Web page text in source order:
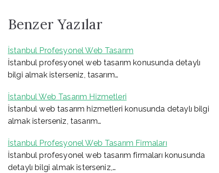
Benzer Yazılar
İstanbul Profesyonel Web Tasarım
İstanbul profesyonel web tasarım konusunda detaylı
bilgi almak isterseniz, tasarım…
İstanbul Web Tasarım Hizmetleri
İstanbul web tasarım hizmetleri konusunda detaylı bilgi
almak isterseniz, tasarım…
İstanbul Profesyonel Web Tasarım Firmaları
İstanbul profesyonel web tasarım firmaları konusunda
detaylı bilgi almak isterseniz,…